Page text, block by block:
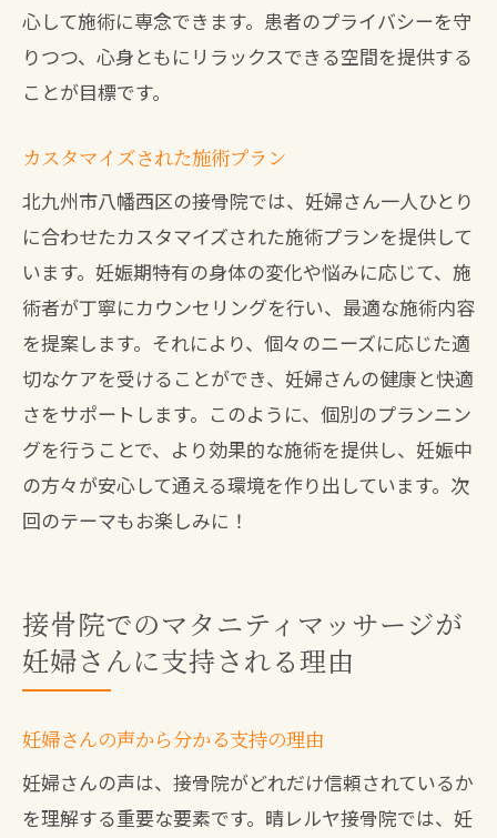
心して施術に専念できます。患者のプライバシーを守
りつつ、心身ともにリラックスできる空間を提供する
ことが目標です。
カスタマイズされた施術プラン
北九州市八幡西区の接骨院では、妊婦さん一人ひとり
に合わせたカスタマイズされた施術プランを提供して
います。妊娠期特有の身体の変化や悩みに応じて、施
術者が丁寧にカウンセリングを行い、最適な施術内容
を提案します。それにより、個々のニーズに応じた適
切なケアを受けることができ、妊婦さんの健康と快適
さをサポートします。このように、個別のプランニン
グを行うことで、より効果的な施術を提供し、妊娠中
の方々が安心して通える環境を作り出しています。次
回のテーマもお楽しみに！
接骨院でのマタニティマッサージが
妊婦さんに支持される理由
妊婦さんの声から分かる支持の理由
妊婦さんの声は、接骨院がどれだけ信頼されているか
を理解する重要な要素です。晴レルヤ接骨院では、妊